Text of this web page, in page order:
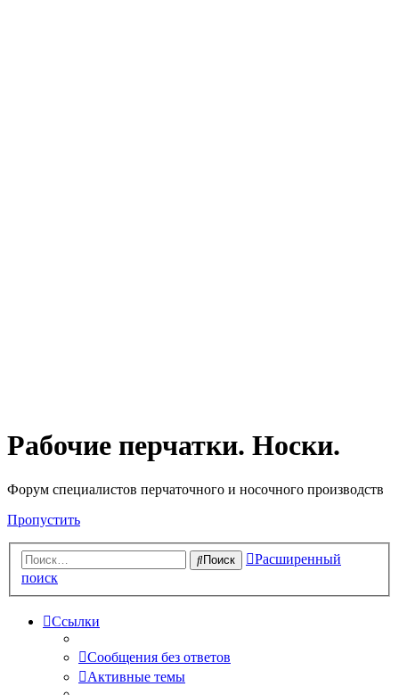
Рабочие перчатки. Носки.
Форум специалистов перчаточного и носочного производств
Пропустить
Поиск
Расширенный
поиск
Ссылки
Сообщения без ответов
Активные темы